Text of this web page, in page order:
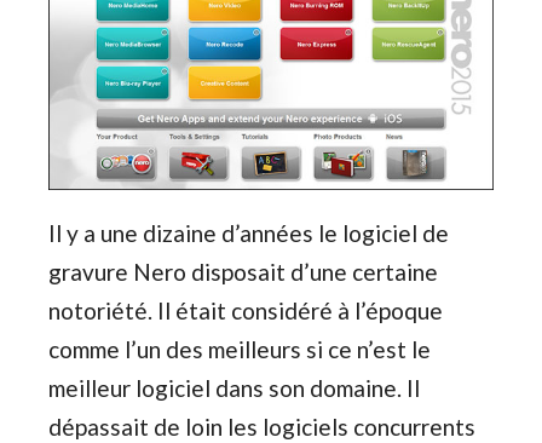
Il y a une dizaine d’années le logiciel de
gravure Nero disposait d’une certaine
notoriété. Il était considéré à l’époque
comme l’un des meilleurs si ce n’est le
meilleur logiciel dans son domaine. Il
dépassait de loin les logiciels concurrents